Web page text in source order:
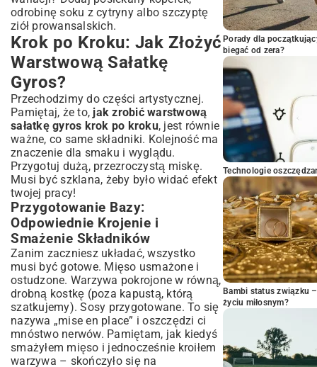
odrobinę soku z cytryny albo szczyptę
ziół prowansalskich.
Krok po Kroku: Jak Złożyć
Warstwową Sałatkę
Gyros?
Przechodzimy do części artystycznej.
Pamiętaj, że to, jak zrobić warstwową
sałatkę gyros krok po kroku, jest równie
ważne, co same składniki. Kolejność ma
znaczenie dla smaku i wyglądu.
Przygotuj dużą, przezroczystą miskę.
Musi być szklana, żeby było widać efekt
twojej pracy!
Przygotowanie Bazy:
Odpowiednie Krojenie i
Smażenie Składników
Zanim zaczniesz układać, wszystko
musi być gotowe. Mięso usmażone i
ostudzone. Warzywa pokrojone w równą,
drobną kostkę (poza kapustą, którą
szatkujemy). Sosy przygotowane. To się
nazywa „mise en place” i oszczędzi ci
mnóstwo nerwów. Pamiętam, jak kiedyś
smażyłem mięso i jednocześnie kroiłem
warzywa – skończyło się na
Porady dla
biegać od zera?
Technologie
Bambi status związku
życiu miłosnym?